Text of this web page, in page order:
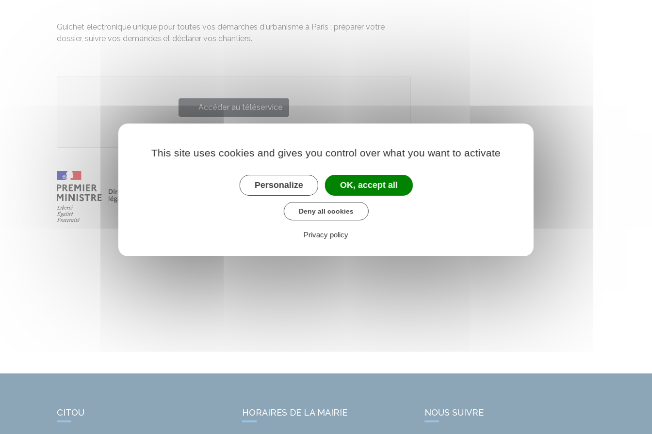
Guichet électronique unique pour toutes vos démarches d'urbanisme à Paris : préparer votre
dossier, suivre vos demandes et déclarer vos chantiers.
Accéder au téléservice
CITOU HORAIRES DE LA MAIRIE NOUS SUIVRE
This site uses cookies and gives you control over what you want to activate
Personalize OK, accept all
Deny all cookies
Privacy policy